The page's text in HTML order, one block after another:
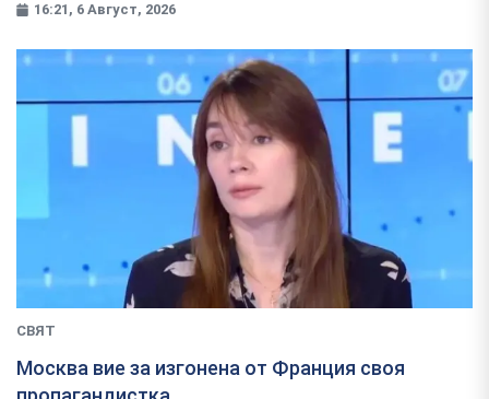
16:21, 6 Август, 2026
СВЯТ
Москва вие за изгонена от Франция своя